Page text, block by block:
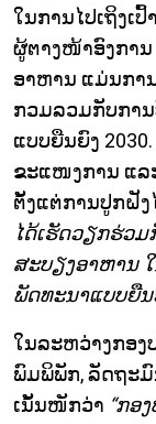
ໃນການໄປເຖິງເ
ຜູ້ຕາງໜ້າອົງການ
ອາຫານ ແມ່ນກາ
ກວມລວມກັບກາ
ແບບຍືນຍົງ
ຂະແໜງການ ແລ
ຕັ້ງແຕ່ການປູກຝັງ
ໄດ້ເຮັດວຽກຮ່ວ
ສະບຽງອາຫານ
ພັດທະນາແບບຍືນ
ໃນລະຫວ່າງກອງ
ພົມພິພັກ, ລັດຖະມົ
ເນັ້ນໜັກວ່າ “ກອ